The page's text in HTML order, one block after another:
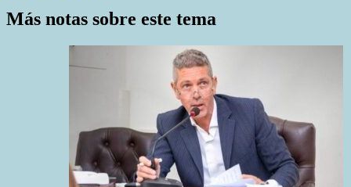
Más notas sobre este tema